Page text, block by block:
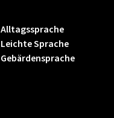
Alltagssprache
Leichte Sprache
Gebärdensprache